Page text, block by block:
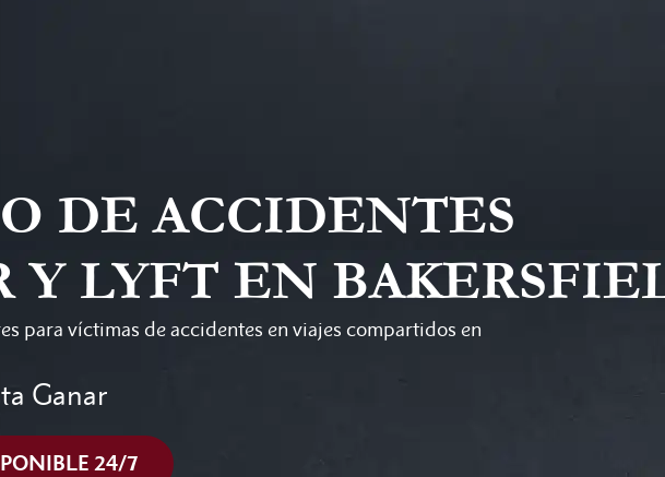
DE ACCIDENTES
Y LYFT EN
para víctimas de accidentes en viajes compartidos en
Ganar
24/7